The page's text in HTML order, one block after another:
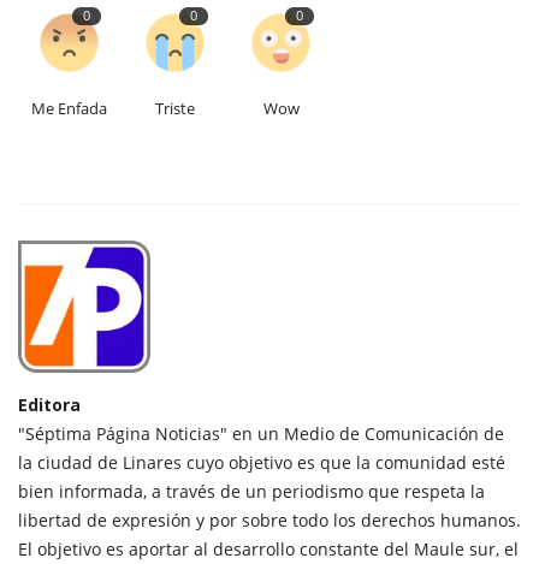
0
Me Enfada
0
Triste
0
Wow
Editora
"Séptima Página Noticias" en un Medio de Comunicación de
la ciudad de Linares cuyo objetivo es que la comunidad esté
bien informada, a través de un periodismo que respeta la
libertad de expresión y por sobre todo los derechos humanos.
El objetivo es aportar al desarrollo constante del Maule sur, el